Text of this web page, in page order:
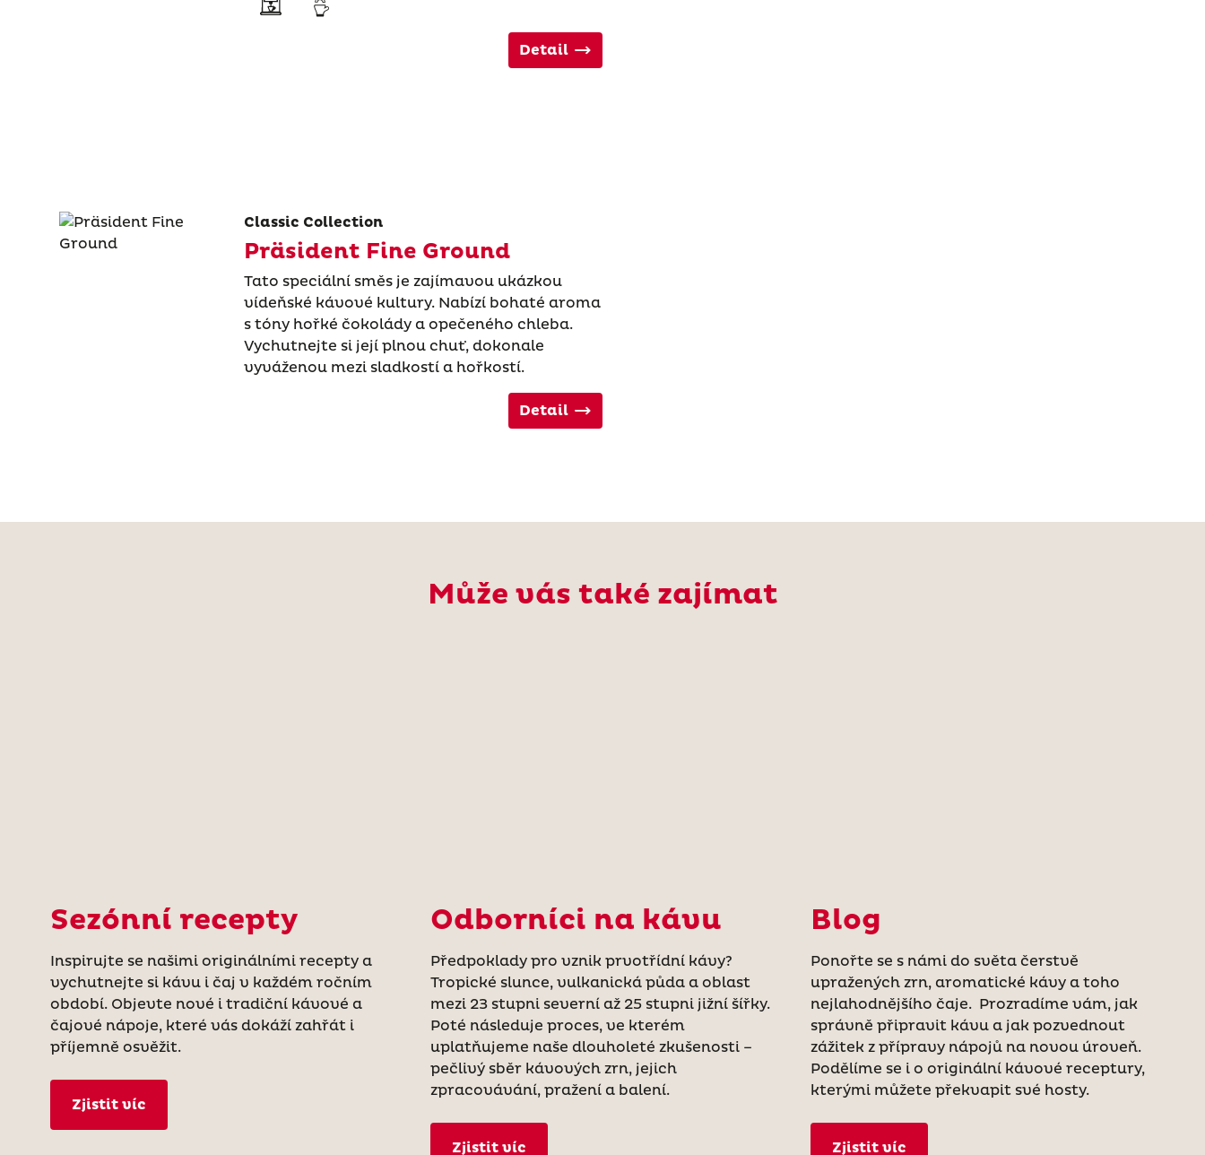
Detail
Classic Collection
Präsident Fine Ground
Tato speciální směs je zajímavou ukázkou
vídeňské kávové kultury. Nabízí bohaté aroma
s tóny hořké čokolády a opečeného chleba.
Vychutnejte si její plnou chuť, dokonale
vyváženou mezi sladkostí a hořkostí.
Detail
Může vás také zajímat
Sezónní recepty
Inspirujte se našimi originálními recepty a
vychutnejte si kávu i čaj v každém ročním
období. Objevte nové i tradiční kávové a
čajové nápoje, které vás dokáží zahřát i
příjemně osvěžit.
Zjistit víc
Odborníci na kávu
Předpoklady pro vznik prvotřídní kávy?
Tropické slunce, vulkanická půda a oblast
mezi 23 stupni severní až 25 stupni jižní šířky.
Poté následuje proces, ve kterém
uplatňujeme naše dlouholeté zkušenosti –
pečlivý sběr kávových zrn, jejich
zpracovávání, pražení a balení.
Zjistit víc
Blog
Ponořte se s námi do světa čerstvě
upražených zrn, aromatické kávy a toho
nejlahodnějšího čaje. Prozradíme vám, jak
správně připravit kávu a jak pozvednout
zážitek z přípravy nápojů na novou úroveň.
Podělíme se i o originální kávové receptury,
kterými můžete překvapit své hosty.
Zjistit víc